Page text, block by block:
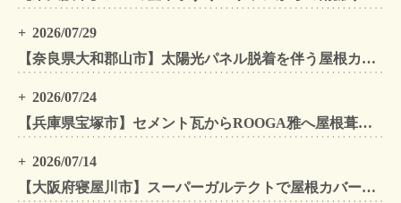
2026/07/29
【奈良県大和郡山市】太陽光パネル脱着を伴う屋根カバー工法・外壁カバー工法・外壁塗装工事｜スーパーガルテクト施工事例
2026/07/24
【兵庫県宝塚市】セメント瓦からROOGA雅へ屋根葺き替え モダングレーで軽量化・外壁塗装も同時施工
2026/07/14
【大阪府寝屋川市】スーパーガルテクトで屋根カバー工法・外壁塗装・雨樋工事｜住まいをトータルリフォームした施工事例